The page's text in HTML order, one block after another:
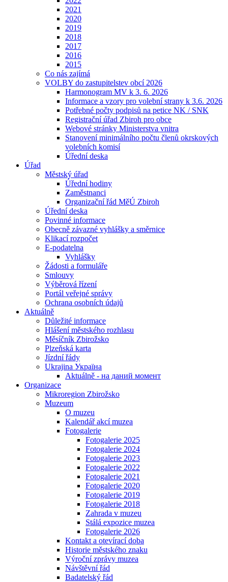
2021
2020
2019
2018
2017
2016
2015
Co nás zajímá
VOLBY do zastupitelstev obcí 2026
Harmonogram MV k 3. 6. 2026
Informace a vzory pro volební strany k 3.6. 2026
Potřebné počty podpisů na petice NK / SNK
Registrační úřad Zbiroh pro obce
Webové stránky Ministerstva vnitra
Stanovení minimálního počtu členů okrskových
volebních komisí
Úřední deska
Úřad
Městský úřad
Úřední hodiny
Zaměstnanci
Organizační řád MěÚ Zbiroh
Úřední deska
Povinné informace
Obecně závazné vyhlášky a směrnice
Klikací rozpočet
E-podatelna
Vyhlášky
Žádosti a formuláře
Smlouvy
Výběrová řízení
Portál veřejné správy
Ochrana osobních údajů
Aktuálně
Důležité informace
Hlášení městského rozhlasu
Měsíčník Zbirožsko
Plzeňská karta
Jízdní řády
Ukrajina Україна
Aktuálně - на даний момент
Organizace
Mikroregion Zbirožsko
Muzeum
O muzeu
Kalendář akcí muzea
Fotogalerie
Fotogalerie 2025
Fotogalerie 2024
Fotogalerie 2023
Fotogalerie 2022
Fotogalerie 2021
Fotogalerie 2020
Fotogalerie 2019
Fotogalerie 2018
Zahrada v muzeu
Stálá expozice muzea
Fotogalerie 2026
Kontakt a otevírací doba
Historie městského znaku
Výroční zprávy muzea
Návštěvní řád
Badatelský řád